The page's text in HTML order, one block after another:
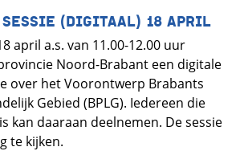
(DIGITAAL) 18 APRIL
april a.s. van 11.00-12.00 uur
Noord-Brabant een digitale
over het Voorontwerp Brabants
Gebied (BPLG). Iedereen die
kan daaraan deelnemen. De sessie
te kijken.